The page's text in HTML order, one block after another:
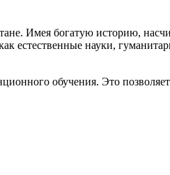
Имея богатую историю,
естественные науки,
обучения. Это